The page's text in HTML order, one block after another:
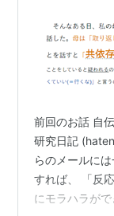
前回のお話 自
研究日記
らのメールに
すれば、 「反
にモラハラが